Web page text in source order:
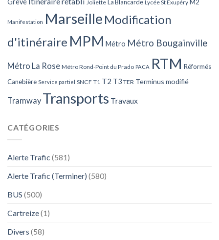
Grève Joliette La Blancarde Lycée St Exupéry M2
Manifestation Marseille Modification
d'itinéraire MPM Métro Métro Bougainville
Métro La Rose Métro Rond-Point du Prado PACA RTM Réformés
Canebière Service partiel SNCF T1 T2 T3 TER Terminus modifié
Tramway Transports Travaux
CATÉGORIES
Alerte Trafic (581)
Alerte Trafic (Terminer) (580)
BUS (500)
Cartreize(1)
Divers (58)